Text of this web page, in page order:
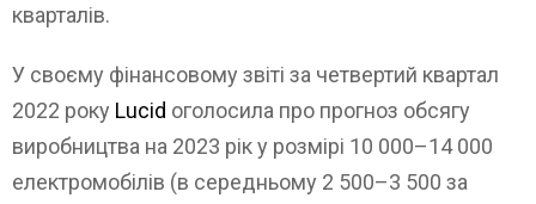
кварталів.
У своєму фінансовому звіті за четвертий квартал
2022 року Lucid оголосила про прогноз обсягу
виробництва на 2023 рік у розмірі 10 000–14 000
електромобілів (в середньому 2 500–3 500 за